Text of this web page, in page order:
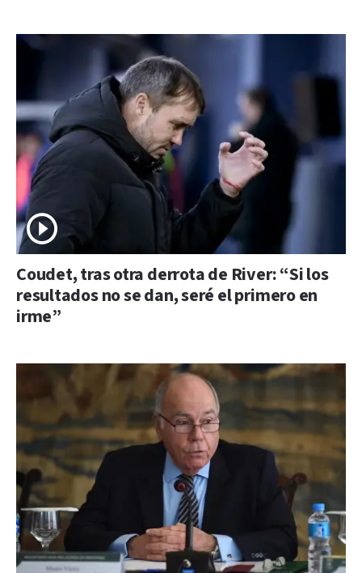
Coudet, tras otra derrota de River: “Si los
resultados no se dan, seré el primero en
irme”